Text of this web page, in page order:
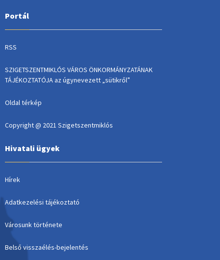
Portál
RSS
SZIGETSZENTMIKLÓS VÁROS ÖNKORMÁNYZATÁNAK
TÁJÉKOZTATÓJA az úgynevezett „sütikről”
Oldal térkép
Copyright @ 2021 Szigetszentmiklós
Hivatali ügyek
Hírek
Adatkezelési tájékoztató
Városunk története
Belső visszaélés-bejelentés